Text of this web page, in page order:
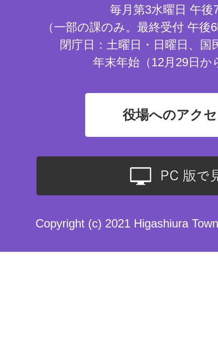
毎月第3水曜日 午後
（一部の課のみ。最終受付 午
閉庁日：土曜日・日曜日、国
年末年始（12月29日か
役場へのアク
Copyright (c) 2021 Higashiura